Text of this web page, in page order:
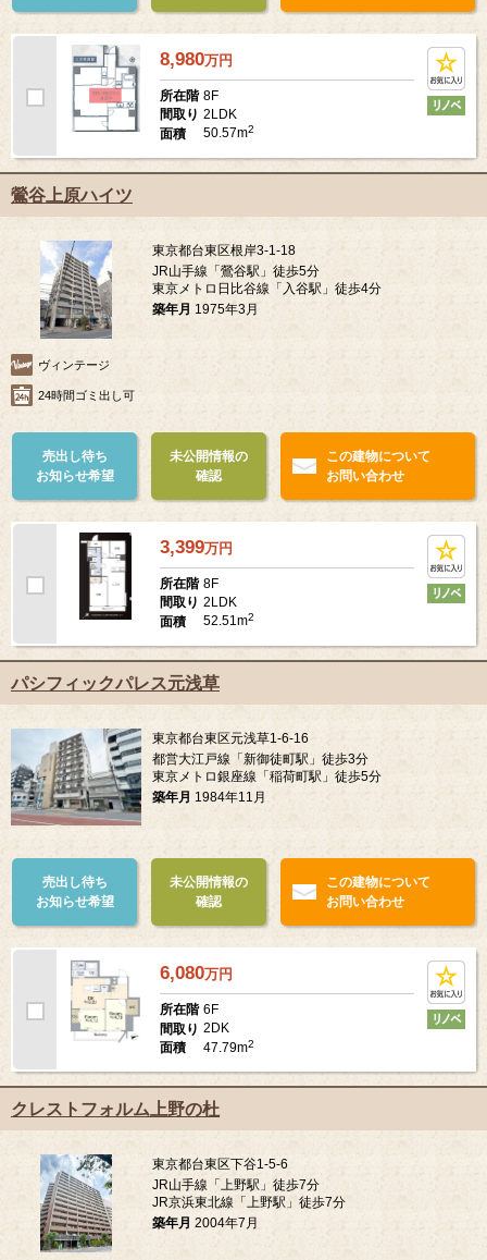
8,980万円
所在階 8F
間取り 2LDK
面積
50.57m2
鶯谷上原ハイツ
東京都台東区根岸3-1-18
JR山手線「鶯谷駅」徒歩5分
東京メトロ日比谷線「入谷駅」徒歩4分
築年月 1975年3月
ヴィンテージ
24時間ゴミ出し可
売出し待ち
お知らせ希望
未公開情報の
確認
この建物について
お問い合わせ
3,399万円
所在階 8F
間取り 2LDK
面積
52.51m2
パシフィックパレス元浅草
東京都台東区元浅草1-6-16
都営大江戸線「新御徒町駅」徒歩3分
東京メトロ銀座線「稲荷町駅」徒歩5分
築年月 1984年11月
売出し待ち
お知らせ希望
未公開情報の
確認
この建物について
お問い合わせ
6,080万円
所在階 6F
間取り 2DK
面積
47.79m2
クレストフォルム上野の杜
東京都台東区下谷1-5-6
JR山手線「上野駅」徒歩7分
JR京浜東北線「上野駅」徒歩7分
築年月 2004年7月